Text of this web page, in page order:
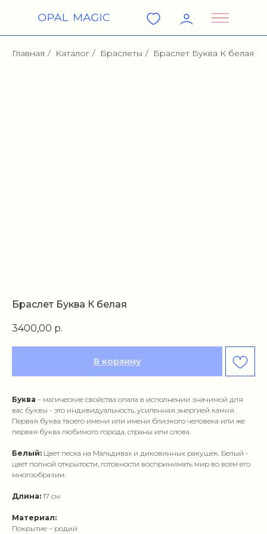
Главная / Каталог / Браслеты / Браслет Буква К белая
Браслет Буква К белая
3400,00 р.
В корзину
Буква – магические свойства опала в исполнении значимой для
вас буквы - это индивидуальность, усиленная энергией камня.
Первая буква твоего имени или имени близкого человека или же
первая буква любимого города, страны или слова.
Белый: Цвет песка на Мальдивах и диковинных ракушек. Белый -
цвет полной открытости, готовности воспринимать мир во всем его
многообразии.
Длина: 17 см
Материал:
Покрытие – родий